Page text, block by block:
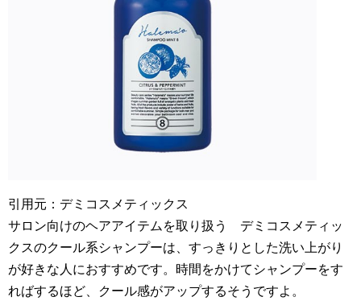
引用元：デミコスメティックス
サロン向けのヘアアイテムを取り扱う デミコスメティッ
クスのクール系シャンプーは、すっきりとした洗い上がり
が好きな人におすすめです。時間をかけてシャンプーをす
ればするほど、クール感がアップするそうですよ。